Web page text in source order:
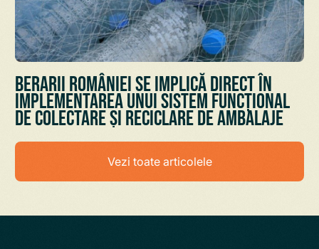
Berarii României se implică direct în
implementarea unui sistem funcțional
de colectare și reciclare de ambalaje
Vezi toate articolele